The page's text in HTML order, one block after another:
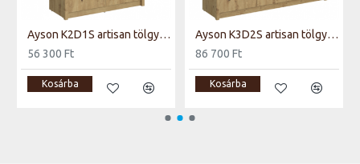
Ayson K2D1S artisan tölgy komód
56 300 Ft
Kosárba
Ayson K3D2S artisan tölgy komód
86 700 Ft
Kosárba